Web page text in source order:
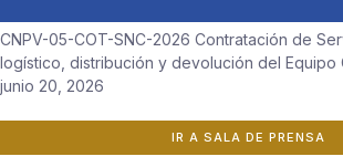
CNPV-05-COT-SNC-2026 Contratación de
logístico, distribución y devolución del Equipo
junio 20, 2026
IR A SALA DE PRENSA